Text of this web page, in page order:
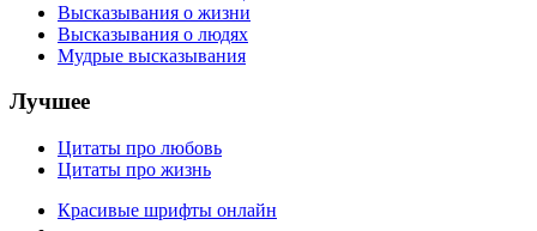
Высказывания о жизни
Высказывания о людях
Мудрые высказывания
Лучшее
Цитаты про любовь
Цитаты про жизнь
Красивые шрифты онлайн